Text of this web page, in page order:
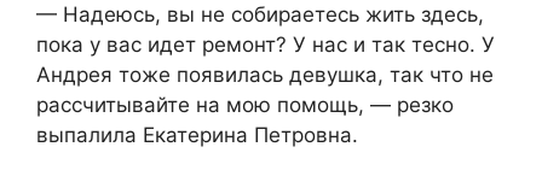
— Надеюсь, вы не собираетесь жить здесь,
пока у вас идет ремонт? У нас и так тесно. У
Андрея тоже появилась девушка, так что не
рассчитывайте на мою помощь, — резко
выпалила Екатерина Петровна.